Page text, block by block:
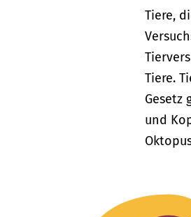
Tiere,
Tiere.
Gesetz
und